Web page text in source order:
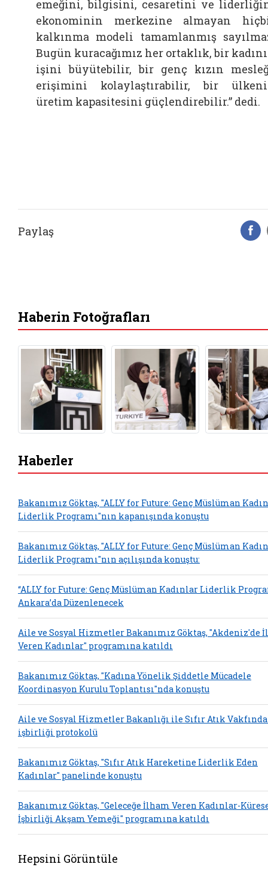
emeğini, bilgisini, cesaretini ve
ekonominin merkezine almayan
kalkınma modeli tamamlanmış
Bugün kuracağımız her ortaklık, bir
işini büyütebilir, bir genç kızın
erişimini kolaylaştırabilir, bir
üretim kapasitesini güçlendirebilir.” dedi.
Paylaş
Haberin Fotoğrafları
Haberler
Bakanımız Göktaş, "ALLY for Future: Genç Müslüman
Liderlik Programı"nın kapanışında konuştu
Bakanımız Göktaş, "ALLY for Future: Genç Müslüman
Liderlik Programı"nın açılışında konuştu:
“ALLY for Future: Genç Müslüman Kadınlar Liderlik
Ankara’da Düzenlenecek
Aile ve Sosyal Hizmetler Bakanımız Göktaş, "Akdeniz'de
Veren Kadınlar" programına katıldı
Bakanımız Göktaş, "Kadına Yönelik Şiddetle Mücadele
Koordinasyon Kurulu Toplantısı"nda konuştu
Aile ve Sosyal Hizmetler Bakanlığı ile Sıfır Atık
işbirliği protokolü
Bakanımız Göktaş, "Sıfır Atık Hareketine Liderlik Eden
Kadınlar" panelinde konuştu
Bakanımız Göktaş, "Geleceğe İlham Veren Kadınlar-
İşbirliği Akşam Yemeği" programına katıldı
Hepsini Görüntüle